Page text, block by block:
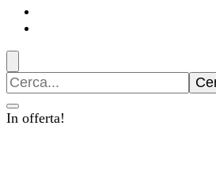
Ricerca
per:
In offerta!